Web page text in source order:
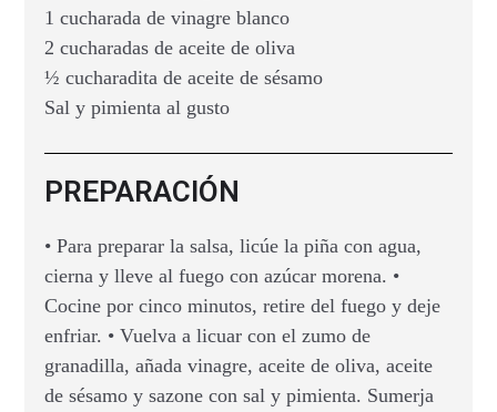
1 cucharada de vinagre blanco
2 cucharadas de aceite de oliva
½ cucharadita de aceite de sésamo
Sal y pimienta al gusto
PREPARACIÓN
• Para preparar la salsa, licúe la piña con agua,
cierna y lleve al fuego con azúcar morena. •
Cocine por cinco minutos, retire del fuego y deje
enfriar. • Vuelva a licuar con el zumo de
granadilla, añada vinagre, aceite de oliva, aceite
de sésamo y sazone con sal y pimienta. Sumerja